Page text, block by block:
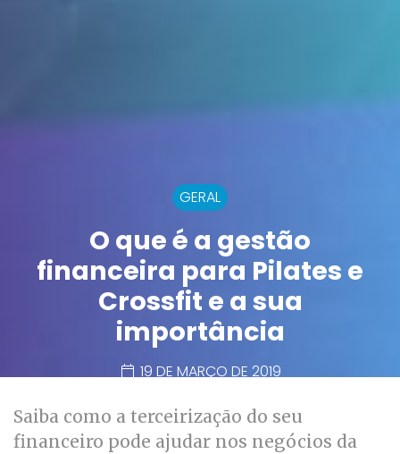
GERAL
O que é a gestão
financeira para Pilates e
Crossfit e a sua
importância
19 DE MARÇO DE 2019
Saiba como a terceirização do seu
financeiro pode ajudar nos negócios da